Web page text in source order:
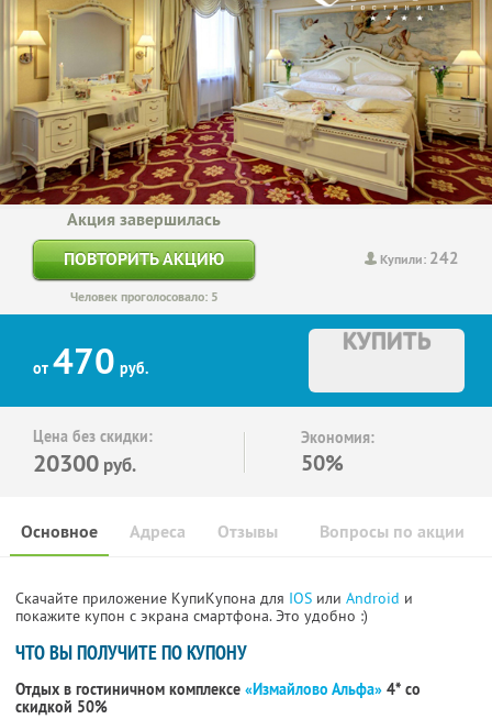
Купили: 242
Акция завершилась
ПОВТОРИТЬ АКЦИЮ
Человек проголосовало: 5
от 470 руб.
КУПИТЬ
Цена без скидки:
20300 руб.
Экономия:
50%
Основное Отзывы Вопросы по акции
Адреса
Скачайте приложение КупиКупона для IOS или Android и
покажите купон с экрана смартфона. Это удобно :)
ЧТО ВЫ ПОЛУЧИТЕ ПО КУПОНУ
Отдых в гостиничном комплексе «Измайлово Альфа» 4* со
скидкой 50%